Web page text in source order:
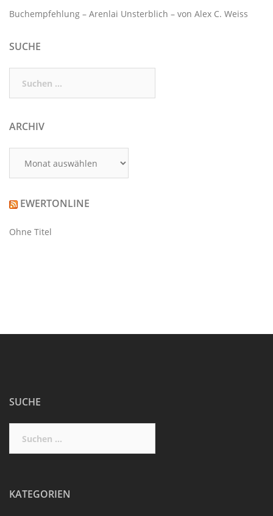
Buchempfehlung – Arenlai Unsterblich – von Alex C. Weiss
SUCHE
nach:
ARCHIV
EWERTONLINE
Ohne Titel
SUCHE
nach:
KATEGORIEN